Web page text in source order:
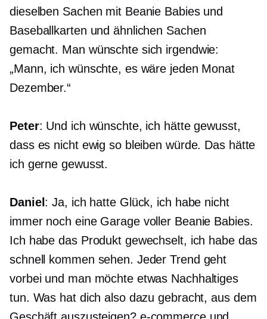
dieselben Sachen mit Beanie Babies und
Baseballkarten und ähnlichen Sachen
gemacht. Man wünschte sich irgendwie:
„Mann, ich wünschte, es wäre jeden Monat
Dezember.“
Peter: Und ich wünschte, ich hätte gewusst,
dass es nicht ewig so bleiben würde. Das hätte
ich gerne gewusst.
Daniel : Ja, ich hatte Glück, ich habe nicht
immer noch eine Garage voller Beanie Babies.
Ich habe das Produkt gewechselt, ich habe das
schnell kommen sehen. Jeder Trend geht
vorbei und man möchte etwas Nachhaltiges
tun. Was hat dich also dazu gebracht, aus dem